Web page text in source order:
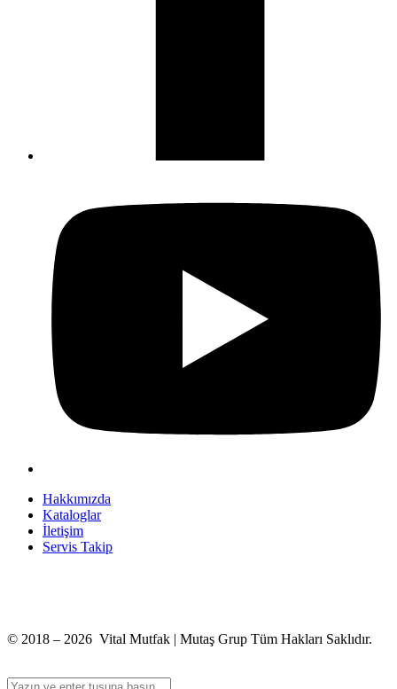
Hakkımızda
Kataloglar
İletişim
Servis Takip
© 2018 – 2026 Vital Mutfak | Mutaş Grup Tüm Hakları Saklıdır.